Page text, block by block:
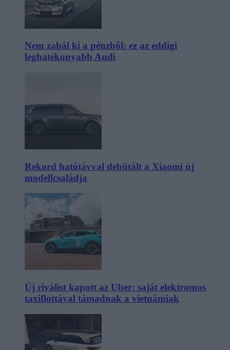
Nem zabál ki a pénzből: ez az eddigi
leghatékonyabb Audi
Rekord hatótávval debütált a Xiaomi új
modellcsaládja
Új riválist kapott az Uber: saját elektromos
taxiflottával támadnak a vietnámiak